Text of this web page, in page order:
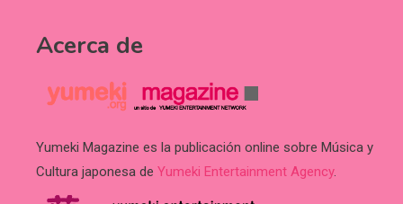
Acerca de
Yumeki Magazine es la publicación online sobre Música y
Cultura japonesa de Yumeki Entertainment Agency.